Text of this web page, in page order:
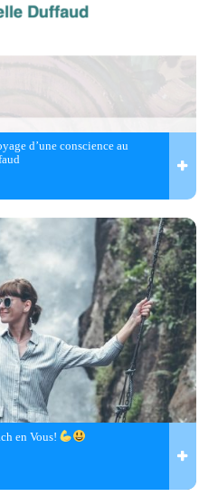
d’une conscience au
en Vous!